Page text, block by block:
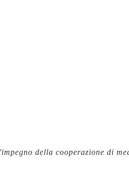
della cooperazione di